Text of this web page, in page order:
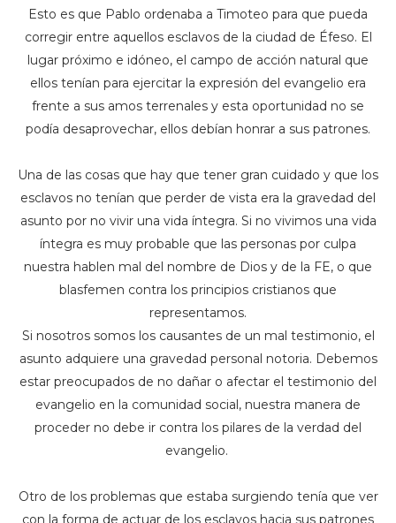
Esto es que Pablo ordenaba a Timoteo para que pueda
corregir entre aquellos esclavos de la ciudad de Éfeso. El
lugar próximo e idóneo, el campo de acción natural que
ellos tenían para ejercitar la expresión del evangelio era
frente a sus amos terrenales y esta oportunidad no se
podía desaprovechar, ellos debían honrar a sus patrones.
Una de las cosas que hay que tener gran cuidado y que los
esclavos no tenían que perder de vista era la gravedad del
asunto por no vivir una vida íntegra. Si no vivimos una vida
íntegra es muy probable que las personas por culpa
nuestra hablen mal del nombre de Dios y de la FE, o que
blasfemen contra los principios cristianos que
representamos.
Si nosotros somos los causantes de un mal testimonio, el
asunto adquiere una gravedad personal notoria. Debemos
estar preocupados de no dañar o afectar el testimonio del
evangelio en la comunidad social, nuestra manera de
proceder no debe ir contra los pilares de la verdad del
evangelio.
Otro de los problemas que estaba surgiendo tenía que ver
con la forma de actuar de los esclavos hacia sus patrones